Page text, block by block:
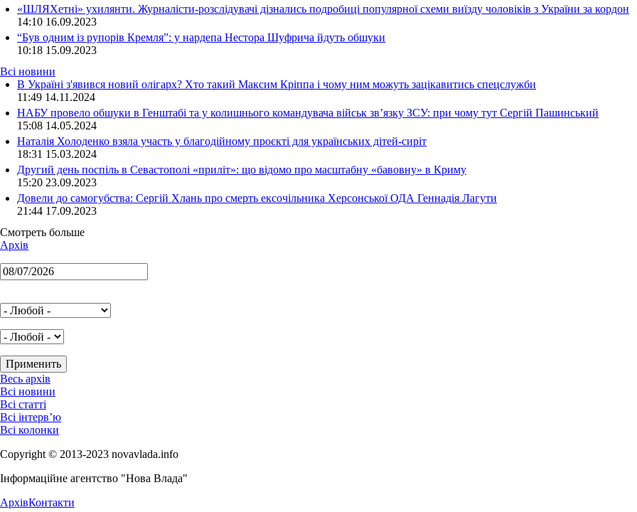
«ШЛЯХетні» ухилянти. Журналісти-розслідувачі дізнались подробиці популярної схеми виїзду чоловіків з України за кордон
14:10 16.09.2023
“Був одним із рупорів Кремля”: у нардепа Нестора Шуфрича йдуть обшуки
10:18 15.09.2023
Всі новини
В Україні з'явився новий олігарх? Хто такий Максим Кріппа і чому ним можуть зацікавитись спецслужби
11:49 14.11.2024
НАБУ провело обшуки в Генштабі та у колишнього командувача військ зв’язку ЗСУ: при чому тут Сергій Пашинський
15:08 14.05.2024
Наталія Холоденко взяла участь у благодійному проєкті для українських дітей-сиріт
18:31 15.03.2024
Другий день поспіль в Севастополі «приліт»: що відомо про масштабну «бавовну» в Криму
15:20 23.09.2023
Довели до самогубства: Сергій Хлань про смерть ексочільника Херсонської ОДА Геннадія Лагути
21:44 17.09.2023
Смотреть больше
Архів
Весь архів
Всі новини
Всі статті
Всі інтерв’ю
Всі колонки
Copyright © 2013-2023 novavlada.info
Інформаційне агентство "Нова Влада"
АрхівКонтакти